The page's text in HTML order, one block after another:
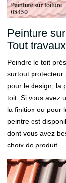
Peinture
Tout
Peindre le toit
surtout protecteur
pour le design, la
toit. Si vous avez
la finition ou pour
peintre est
dont vous avez
choix de produit.